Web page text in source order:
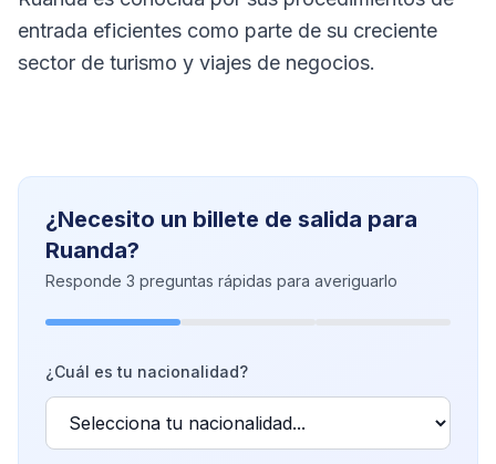
entrada eficientes como parte de su creciente
sector de turismo y viajes de negocios.
¿Necesito un billete de salida para
Ruanda?
Responde 3 preguntas rápidas para averiguarlo
¿Cuál es tu nacionalidad?